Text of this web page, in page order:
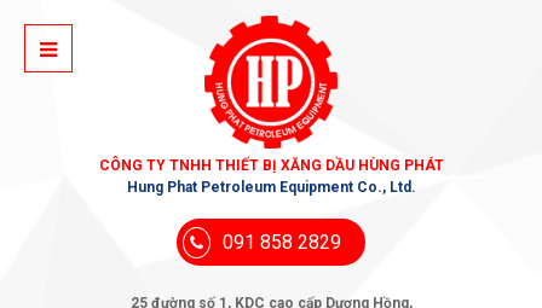
CÔNG TY TNHH THIẾT BỊ XĂNG DẦU HÙNG PHÁT
Hung Phat Petroleum Equipment Co., Ltd.
091 858 2829
25 đường số 1, KDC cao cấp Dương Hồng,